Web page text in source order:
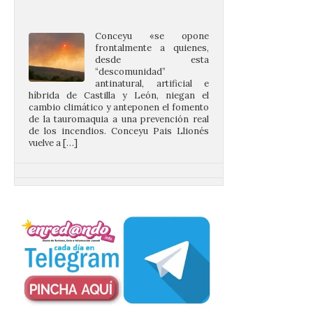
“descomunidad”
antinatural, artificial e
híbrida de Castilla y León, niegan el
cambio climático y anteponen el fomento
de la tauromaquia a una prevención real
de los incendios. Conceyu Pais Llionés
vuelve a […]
a pie o en transporte
eclipse
8 Ago 2026
El TUS cuenta con líneas
que llegan a la zona en